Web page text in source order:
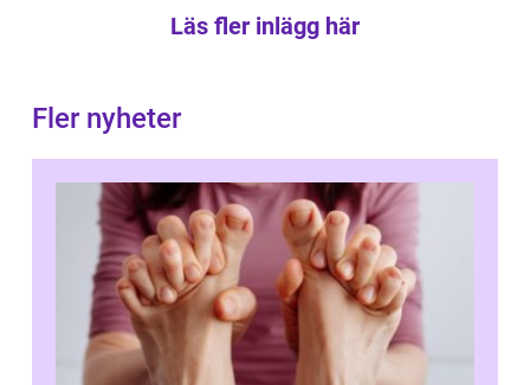
Läs fler inlägg här
Fler nyheter